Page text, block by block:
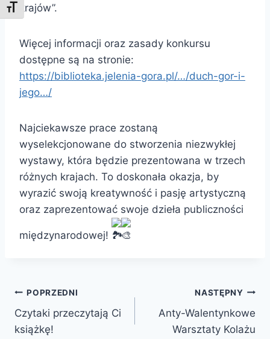
Toggle Font size
krajów”.
Więcej informacji oraz zasady konkursu
dostępne są na stronie:
https://biblioteka.jelenia-gora.pl/…/duch-gor-i-
jego…/
Najciekawsze prace zostaną
wyselekcjonowane do stworzenia niezwykłej
wystawy, która będzie prezentowana w trzech
różnych krajach. To doskonała okazja, by
wyrazić swoją kreatywność i pasję artystyczną
oraz zaprezentować swoje dzieła publiczności
międzynarodowej!
Nawigacja
wpisu
POPRZEDNI
Czytaki przeczytają Ci
książkę!
NASTĘPNY
Anty-Walentynkowe
Warsztaty Kolażu